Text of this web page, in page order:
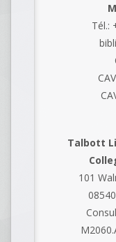
Tél.:
Talbott
101